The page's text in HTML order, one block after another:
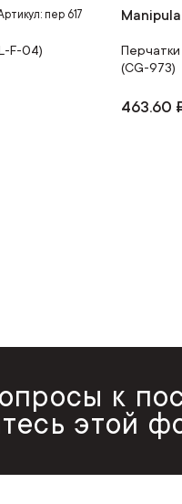
пер 617
F-04)
(CG-973)
463.60
к
этой